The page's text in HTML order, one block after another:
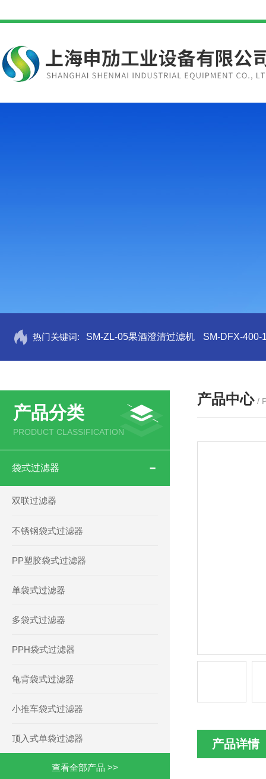
热门关键词: SM-ZL-05果酒澄清过滤机 SM-DFX-400-
产品分类
PRODUCT CLASSIFICATION
袋式过滤器
双联过滤器
不锈钢袋式过滤器
PP塑胶袋式过滤器
单袋式过滤器
多袋式过滤器
PPH袋式过滤器
龟背袋式过滤器
小推车袋式过滤器
顶入式单袋过滤器
查看全部产品 >>
产品中心 /
产品详情